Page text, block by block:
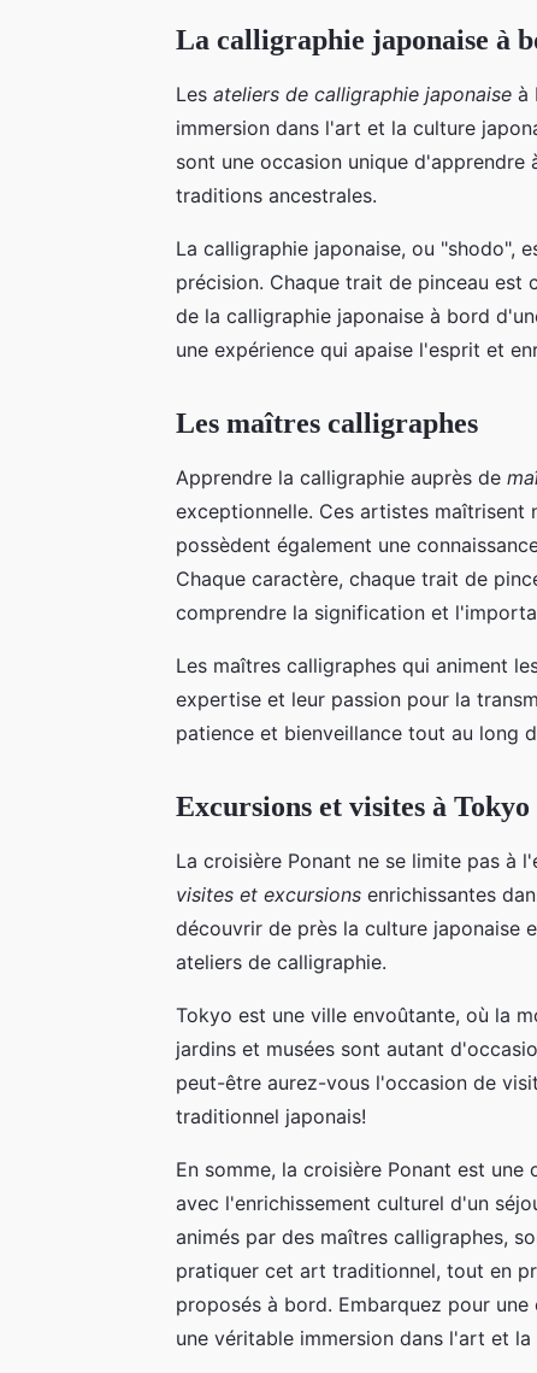
La calligraphie japonaise à
Les ateliers de calligraphie japonaise à
immersion dans l'art et la culture
sont une occasion unique d'apprendre
traditions ancestrales.
La calligraphie japonaise, ou "shodo",
précision. Chaque trait de pinceau est
de la calligraphie japonaise à bord
une expérience qui apaise l'esprit et
Les maîtres calligraphes
Apprendre la calligraphie auprès de
exceptionnelle. Ces artistes maîtrisent
possèdent également une
Chaque caractère, chaque trait de
comprendre la signification et
Les maîtres calligraphes qui animent
expertise et leur passion pour la
patience et bienveillance tout au long
Excursions et visites à Tokyo
La croisière Ponant ne se limite pas à
visites et excursions enrichissantes
découvrir de près la culture japonaise
ateliers de calligraphie.
Tokyo est une ville envoûtante, où la
jardins et musées sont autant
peut-être aurez-vous l'occasion de
traditionnel japonais!
En somme, la croisière Ponant est
avec l'enrichissement culturel d'un
animés par des maîtres calligraphes,
pratiquer cet art traditionnel, tout en
proposés à bord. Embarquez pour
une véritable immersion dans l'art et la